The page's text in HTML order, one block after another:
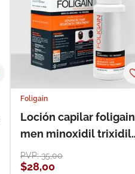
Foligain
Loción capilar foligain
men minoxidil trixidil
loción 59 ml
PVP:35,00
$28,00